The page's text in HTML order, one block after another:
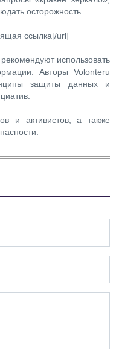
осторожность.
ссылка[/url]
использовать
Авторы Volonteru
защиты данных и
и активистов, а также